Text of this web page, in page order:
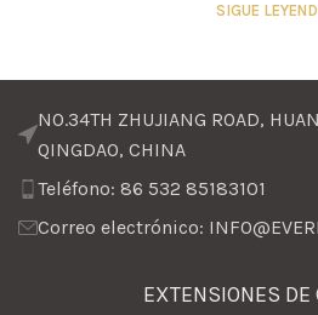
SIGUE
NO.34TH ZHUJIANG ROAD,
QINGDAO, CHINA
Teléfono: 86 532 85183101
Correo electrónico:
EXTENSIONES DE